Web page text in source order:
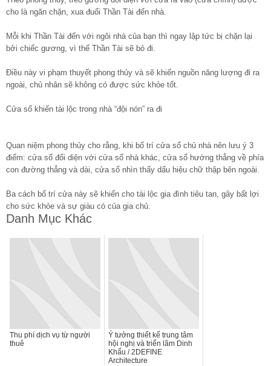
cho là ngăn chặn, xua đuổi Thần Tài đến nhà.
Mỗi khi Thần Tài đến với ngôi nhà của bạn thì ngay lập tức bị chặn lại
bởi chiếc gương, vì thế Thần Tài sẽ bỏ đi.
Điều này vi phạm thuyết phong thủy và sẽ khiến nguồn năng lượng đi ra
ngoài, chủ nhân sẽ không có được sức khỏe tốt.
Cửa sổ khiến tài lộc trong nhà “đội nón” ra đi
Quan niệm phong thủy cho rằng, khi bố trí cửa sổ chủ nhà nên lưu ý 3
điểm: cửa sổ đối diện với cửa sổ nhà khác, cửa sổ hướng thẳng về phía
con đường thẳng và dài, cửa sổ nhìn thấy dấu hiệu chữ thập bên ngoài.
Ba cách bố trí cửa này sẽ khiến cho tài lộc gia đình tiêu tan, gây bất lợi
cho sức khỏe và sự giàu có của gia chủ.
Danh Mục Khác
Thu phí dịch vụ từ người
thuê
Ý tưởng thiết kế trung tâm
hội nghị và triển lãm Dinh
Khẩu / 2DEFINE
Architecture